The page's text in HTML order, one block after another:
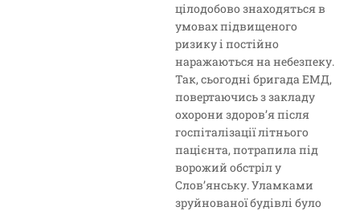
цілодобово знаходяться в
умовах підвищеного
ризику і постійно
наражаються на небезпеку.
Так, сьогодні бригада ЕМД,
повертаючись з закладу
охорони здоров’я після
госпіталізації літнього
пацієнта, потрапила під
ворожий обстріл у
Слов’янську. Уламками
зруйнованої будівлі було